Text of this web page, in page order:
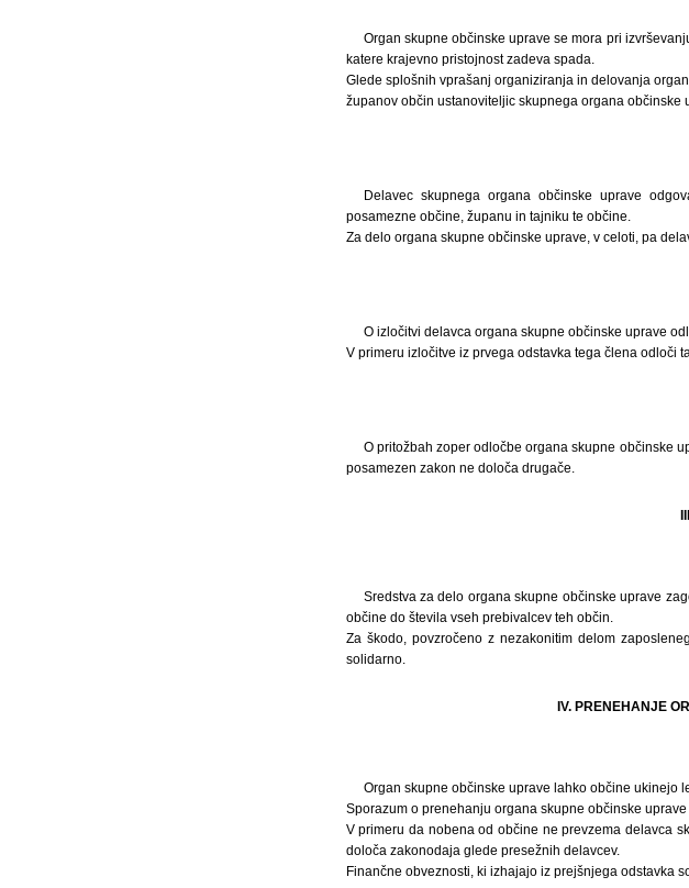
Organ skupne občinske uprave se mora pri
katere krajevno pristojnost zadeva spada.
Glede splošnih vprašanj organiziranja in delovanja
županov občin ustanoviteljic skupnega organa občinske
Delavec skupnega organa občinske uprave
posamezne občine, županu in tajniku te občine.
Za delo organa skupne občinske uprave, v celoti, pa
O izločitvi delavca organa skupne občinske uprave
V primeru izločitve iz prvega odstavka tega člena odloči
O pritožbah zoper odločbe organa skupne občinske
posamezen zakon ne določa drugače.
Sredstva za delo organa skupne občinske uprave
občine do števila vseh prebivalcev teh občin.
Za škodo, povzročeno z nezakonitim delom
solidarno.
IV. PRENEHANJE
Organ skupne občinske uprave lahko občine ukinejo
Sporazum o prenehanju organa skupne občinske
V primeru da nobena od občine ne prevzema delavca
določa zakonodaja glede presežnih delavcev.
Finančne obveznosti, ki izhajajo iz prejšnjega odstavka